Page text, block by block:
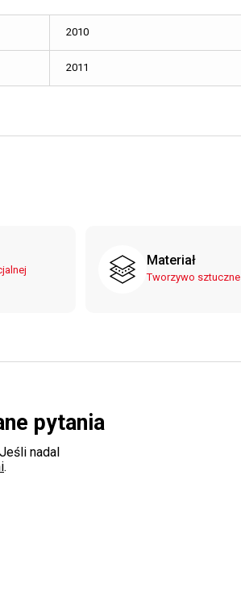
2010
2011
Materiał
Tworzywo sztuczne
pytania
nadal
.